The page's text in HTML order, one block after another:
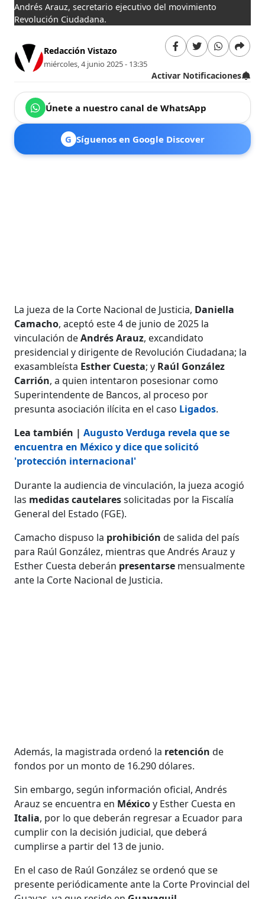
Andrés Arauz, secretario ejecutivo del movimiento
Revolución Ciudadana.
Redacción Vistazo
miércoles, 4 junio 2025 - 13:35
Activar Notificaciones
Únete a nuestro canal de WhatsApp
G Síguenos en Google Discover
La jueza de la Corte Nacional de Justicia, Daniella
Camacho, aceptó este 4 de junio de 2025 la
vinculación deAndrés Arauz, excandidato
presidencial y dirigente de Revolución Ciudadana; la
exasambleísta Esther Cuesta; y Raúl González
Carrión, a quien intentaron posesionar como
Superintendente de Bancos, al proceso por
presunta asociación ilícita en el caso Ligados.
Lea también |Augusto Verduga revela que se
encuentra en México y dice que solicitó
'protección internacional'
Durante la audiencia de vinculación, la jueza acogió
las medidas cautelaressolicitadas por la Fiscalía
General del Estado (FGE).
Camacho dispuso la prohibiciónde salida del país
para Raúl González, mientras que Andrés Arauz y
Esther Cuesta deberán presentarse mensualmente
ante la Corte Nacional de Justicia.
Además, la magistrada ordenó la retenciónde
fondos por un monto de 16.290 dólares.
Sin embargo, según información oficial, Andrés
Arauz se encuentra en Méxicoy Esther Cuesta en
Italia, por lo que deberán regresar a Ecuador para
cumplir con la decisión judicial, que deberá
cumplirse a partir del 13 de junio.
En el caso de Raúl González se ordenó que se
presente periódicamente ante la Corte Provincial del